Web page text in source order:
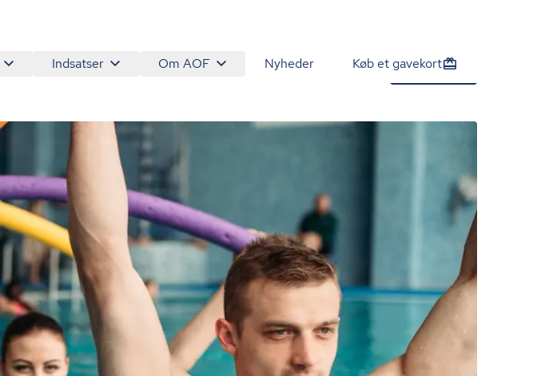
Indsatser Om AOF Nyheder Køb et gavekort
970 kr. /person Tilmeld nu